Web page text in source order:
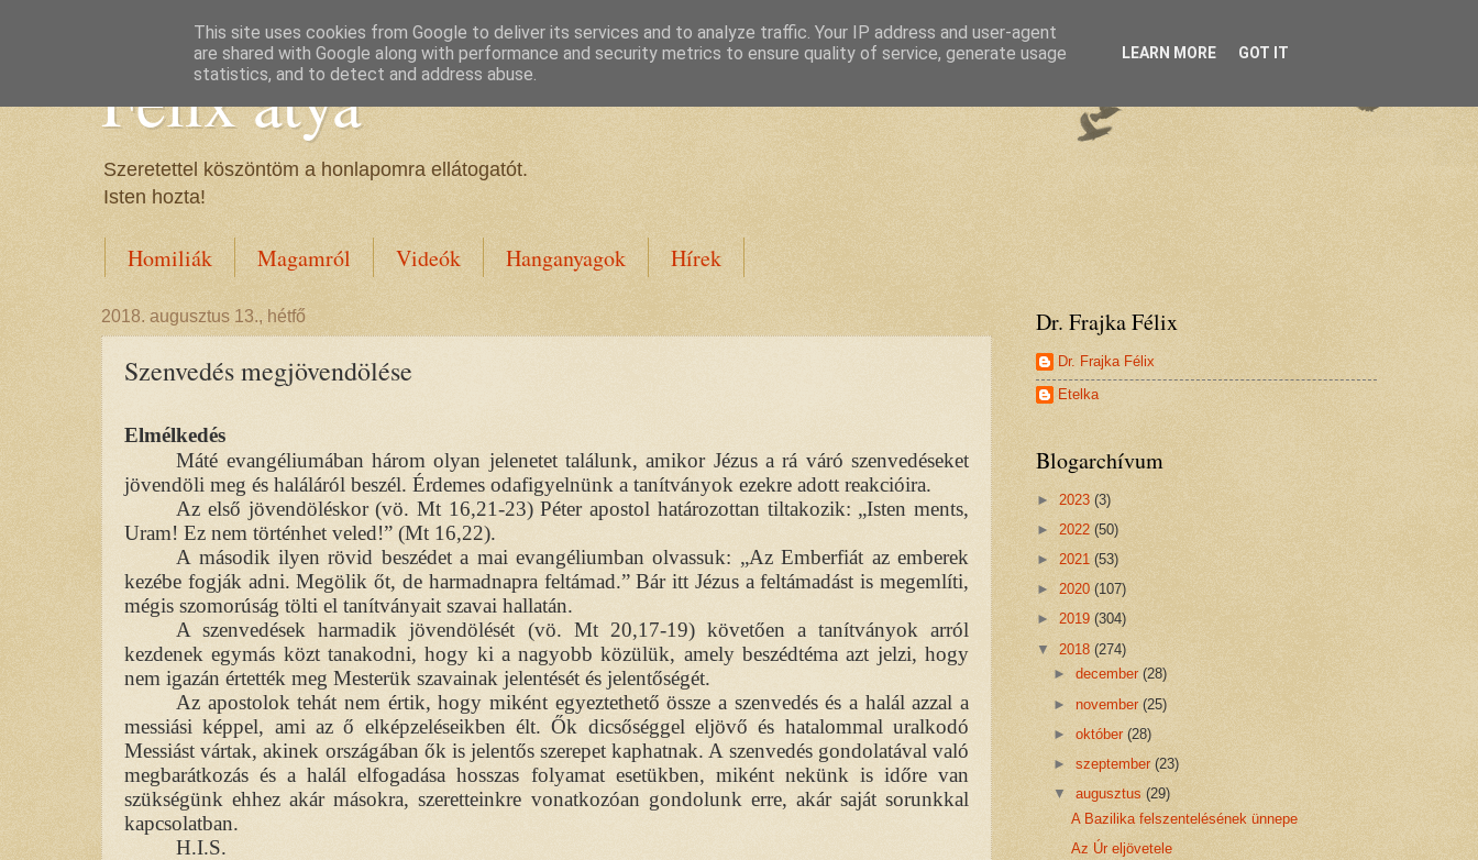
Félix atya
Szeretettel köszöntöm a honlapomra ellátogatót.
Isten hozta!
Homiliák Magamról Videók Hanganyagok Hírek
2018. augusztus 13., hétfő
Szenvedés megjövendölése
Elmélkedés
Máté evangéliumában három olyan jelenetet találunk, amikor Jézus a rá váró szenvedéseket
jövendöli meg és haláláról beszél. Érdemes odafigyelnünk a tanítványok ezekre adott reakcióira.
Az első jövendöléskor (vö. Mt 16,21-23) Péter apostol határozottan tiltakozik: „Isten ments,
Uram! Ez nem történhet veled!” (Mt 16,22).
A második ilyen rövid beszédet a mai evangéliumban olvassuk: „Az Emberfiát az emberek
kezébe fogják adni. Megölik őt, de harmadnapra feltámad.” Bár itt Jézus a feltámadást is megemlíti,
mégis szomorúság tölti el tanítványait szavai hallatán.
A szenvedések harmadik jövendölését (vö. Mt 20,17-19) követően a tanítványok arról
kezdenek egymás közt tanakodni, hogy ki a nagyobb közülük, amely beszédtéma azt jelzi, hogy
nem igazán értették meg Mesterük szavainak jelentését és jelentőségét.
Az apostolok tehát nem értik, hogy miként egyeztethető össze a szenvedés és a halál azzal a
messiási képpel, ami az ő elképzeléseikben élt. Ők dicsőséggel eljövő és hatalommal uralkodó
Messiást vártak, akinek országában ők is jelentős szerepet kaphatnak. A szenvedés gondolatával való
megbarátkozás és a halál elfogadása hosszas folyamat esetükben, miként nekünk is időre van
szükségünk ehhez akár másokra, szeretteinkre vonatkozóan gondolunk erre, akár saját sorunkkal
kapcsolatban.
H.I.S.
Dr. Frajka Félix
Dr. Frajka Félix
Etelka
Blogarchívum
► 2023 (3)
► 2022 (50)
► 2021 (53)
► 2020 (107)
► 2019 (304)
▼ 2018 (274)
►december(28)
►november(25)
►október(28)
►szeptember(23)
▼augusztus(29)
A Bazilika felszentelésének ünnepe
Az Úr eljövetele
This site uses cookies from Google to deliver its services and to analyze traffic. Your IP address and user-agent
are shared with Google along with performance and security metrics to ensure quality of service, generate usage
statistics, and to detect and address abuse.
LEARN MORE GOT IT